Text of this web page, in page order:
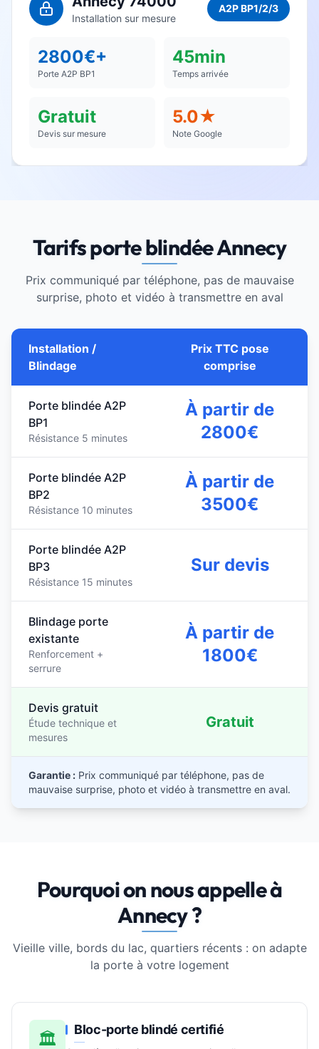
Installation sur mesure
A2P BP1/2/3
2800€+
Porte A2P BP1
45min
Temps arrivée
Gratuit
Devis sur mesure
5.0★
Note Google
Tarifs porte blindée Annecy
Prix communiqué par téléphone, pas de mauvaise
surprise, photo et vidéo à transmettre en aval
Installation /
Blindage
Prix TTC pose
comprise
Porte blindée A2P
BP1
Résistance 5 minutes
À partir de
2800€
Porte blindée A2P
BP2
Résistance 10 minutes
À partir de
3500€
Porte blindée A2P
BP3
Résistance 15 minutes
Sur devis
Blindage porte
existante
Renforcement +
serrure
À partir de
1800€
Devis gratuit
Étude technique et
mesures
Gratuit
Garantie : Prix communiqué par téléphone, pas de
mauvaise surprise, photo et vidéo à transmettre en aval.
Pourquoi on nous appelle à
Annecy ?
Vieille ville, bords du lac, quartiers récents : on adapte
la porte à votre logement
🏛️ Bloc-porte blindé certifié